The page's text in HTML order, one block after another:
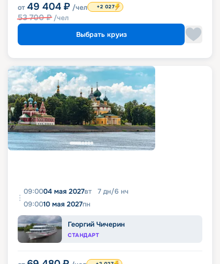
от 49 404 ₽ /чел
53 700₽ /чел
+2 027
Выбрать круиз
09:0004 мая 2027вт 7 дн/6 нч
09:0010 мая 2027пн
Георгий Чичерин
СТАНДАРТ